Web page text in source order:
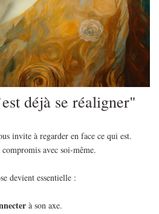
déjà se réaligner"
invite à regarder en face ce qui est.
avec soi-même.
devient essentielle :
à son axe.